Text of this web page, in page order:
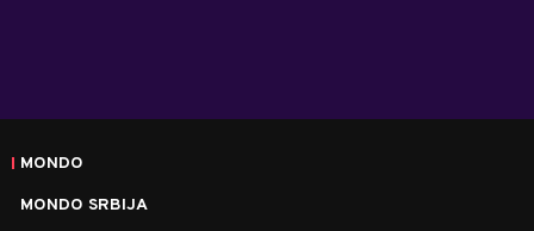
MONDO
MONDO SRBIJA